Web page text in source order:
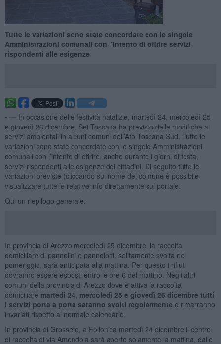
Tutte le variazioni sono state concordate con le singole
Amministrazioni comunali con l’intento di offrire servizi
rispondenti alle esigenze
- — In occasione delle festività natalizie, martedì 24, mercoledì 25
e giovedì 26 dicembre, Sei Toscana ha previsto delle modifiche ai
servizi ambientali in alcuni comuni dell’Ato Toscana Sud. Tutte le
variazioni sono state concordate con le singole Amministrazioni
comunali con l’intento di offrire, anche durante i giorni di festa,
servizi rispondenti alle esigenze dei cittadini. Di seguito tutte le
variazioni previste (cliccando sul nome del comune è possibile
visualizzare tutte le relative info direttamente sul portale.
Qui un riepilogo generale.
In provincia di Arezzo mercoledì 25 dicembre, la raccolta
domiciliare di pannolini e pannoloni, solitamente svolta nel
pomeriggio, sarà anticipata alla mattina. Per questo i rifiuti
dovranno essere esposti entro le ore 6 del mattino. Negli altri
comuni della provincia di Arezzo dove è attiva la raccolta
domiciliare martedì 24 mercoledì 25 e giovedì 26 dicembre tutti
i servizi porta a porta saranno svolti regolarmente e rimarranno
invariati rispetto al normale calendario.
In provincia di Grosseto, a Follonica martedì 24 dicembre il centro
di raccolta di via Amendola sarà aperto solamente la mattina, dalle